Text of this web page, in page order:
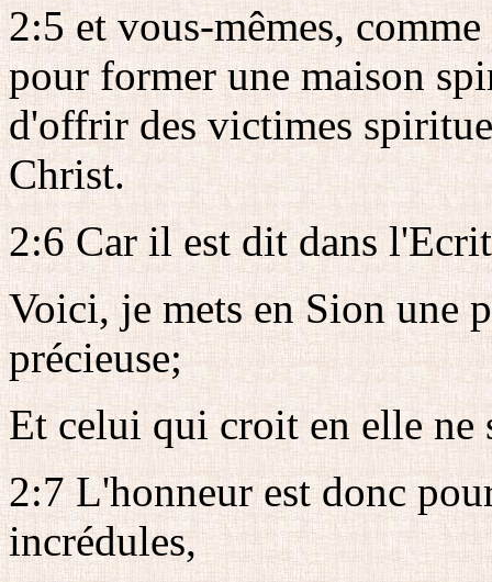
2:5 et vous-mêmes,
pour former une maison
d'offrir des victimes
Christ.
2:6 Car il est dit dans
Voici, je mets en Sion une
précieuse;
Et celui qui croit en elle ne
2:7 L'honneur est donc
incrédules,